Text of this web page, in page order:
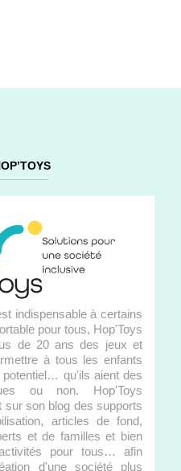
indispensable à certains
pour tous, Hop'Toys
de 20 ans des jeux et
à tous les enfants
potentiel… qu'ils aient des
ou non. Hop'Toys
sur son blog des supports
articles de fond,
et de familles et bien
pour tous… afin
d'une société plus